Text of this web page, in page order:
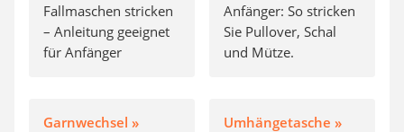
Fallmaschen stricken
– Anleitung geeignet
für Anfänger
Anfänger: So stricken
Sie Pullover, Schal
und Mütze.
Garnwechsel »
Umhängetasche »